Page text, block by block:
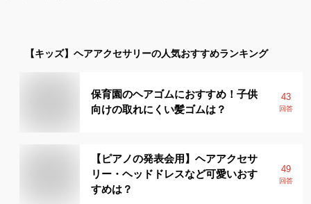
【キッズ】 ヘアアクセサリーの人気おすすめランキング
保育園のヘアゴムにおすすめ！子供
向けの取れにくい髪ゴムは？
43
回答
【ピアノの発表会用】ヘアアクセサ
リー・ヘッドドレスなど可愛いおす
すめは？
49
回答